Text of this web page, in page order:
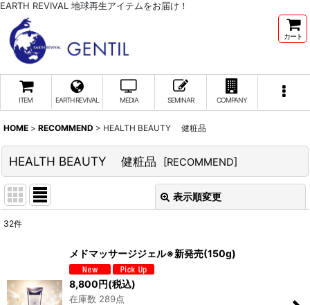
EARTH REVIVAL 地球再生アイテムをお届け！
カート
ITEM EARTH REVIVAL MEDIA SEMINAR COMPANY
HOME > RECOMMEND > HEALTH BEAUTY 健粧品
HEALTH BEAUTY 健粧品 [RECOMMEND]
表示順変更
32件
メドマッサージジェル※新発売(150g)
8,800円(税込)
在庫数 289点